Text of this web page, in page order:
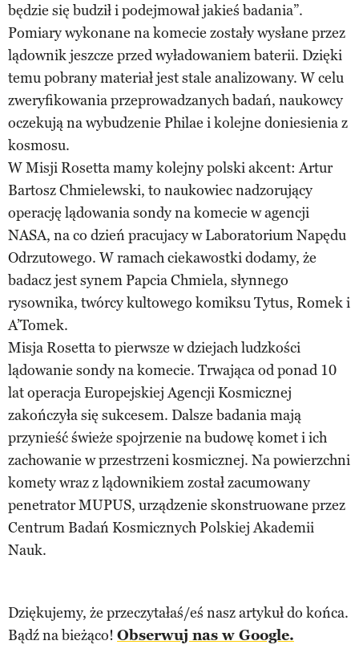
będzie się budził i podejmował jakieś badania”.
Pomiary wykonane na komecie zostały wysłane przez
lądownik jeszcze przed wyładowaniem baterii. Dzięki
temu pobrany materiał jest stale analizowany. W celu
zweryfikowania przeprowadzanych badań, naukowcy
oczekują na wybudzenie Philae i kolejne doniesienia z
kosmosu.
W Misji Rosetta mamy kolejny polski akcent: Artur
Bartosz Chmielewski, to naukowiec nadzorujący
operację lądowania sondy na komecie w agencji
NASA, na co dzień pracujacy w Laboratorium Napędu
Odrzutowego. W ramach ciekawostki dodamy, że
badacz jest synem Papcia Chmiela, słynnego
rysownika, twórcy kultowego komiksu Tytus, Romek i
A’Tomek.
Misja Rosetta to pierwsze w dziejach ludzkości
lądowanie sondy na komecie. Trwająca od ponad 10
lat operacja Europejskiej Agencji Kosmicznej
zakończyła się sukcesem. Dalsze badania mają
przynieść świeże spojrzenie na budowę komet i ich
zachowanie w przestrzeni kosmicznej. Na powierzchni
komety wraz z lądownikiem został zacumowany
penetrator MUPUS, urządzenie skonstruowane przez
Centrum Badań Kosmicznych Polskiej Akademii
Nauk.
Dziękujemy, że przeczytałaś/eś nasz artykuł do końca.
Bądź na bieżąco! Obserwuj nas w Google.